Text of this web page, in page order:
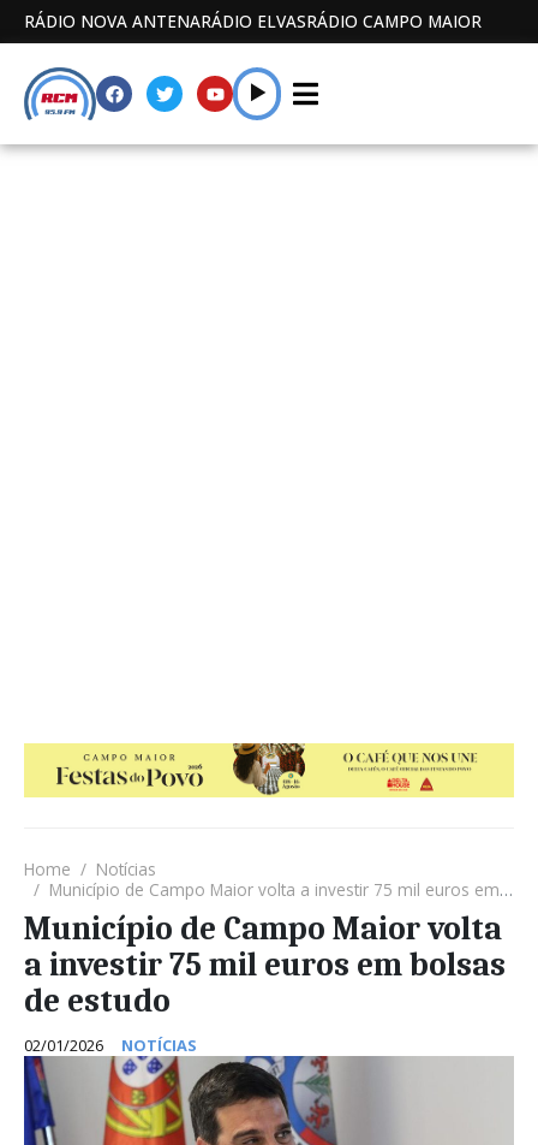
RÁDIO NOVA ANTENARÁDIO ELVASRÁDIO CAMPO MAIOR
Home
Notícias
Município de Campo Maior volta a investir 75 mil euros em bolsas de estudo
Município de Campo Maior volta
a investir 75 mil euros em bolsas
de estudo
02/01/2026 NOTÍCIAS